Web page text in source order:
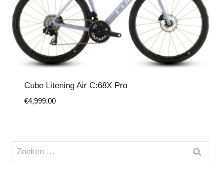
Cube Litening Air C:68X Pro
€4,999.00
Zoeken
naar: